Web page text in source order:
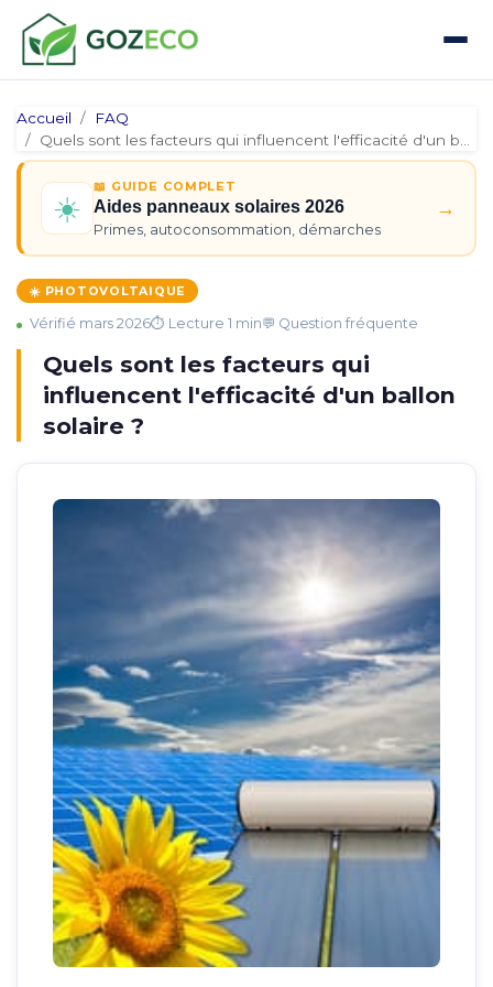
Accueil
FAQ
Quels sont les facteurs qui influencent l'efficacité d'un ba…
☀️
📖 GUIDE COMPLET
Aides panneaux solaires 2026
Primes, autoconsommation, démarches
→
☀️ PHOTOVOLTAIQUE
Vérifié mars 2026⏱ Lecture 1 min💬 Question fréquente
Quels sont les facteurs qui
influencent l'efficacité d'un ballon
solaire ?